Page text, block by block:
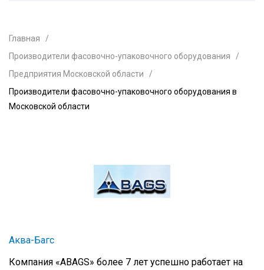
Главная
Производители фасовочно-упаковочного оборудования
Предприятия Московской области
Производители фасовочно-упаковочного оборудования в
Московской области
Аква-Багс
Компания «ABAGS» более 7 лет успешно работает на